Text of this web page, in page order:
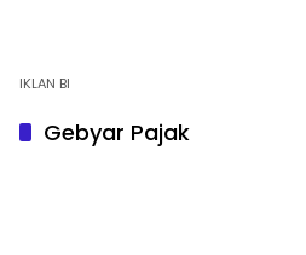
IKLAN BI
Gebyar Pajak